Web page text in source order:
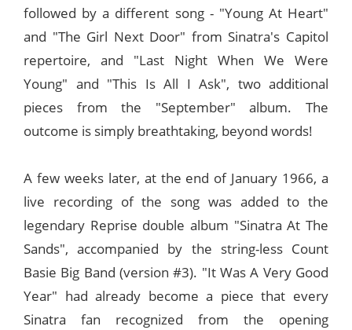
followed by a different song - "Young At Heart"
and "The Girl Next Door" from Sinatra's Capitol
repertoire, and "Last Night When We Were
Young" and "This Is All I Ask", two additional
pieces from the "September" album. The
outcome is simply breathtaking, beyond words!
A few weeks later, at the end of January 1966, a
live recording of the song was added to the
legendary Reprise double album "Sinatra At The
Sands", accompanied by the string-less Count
Basie Big Band (version #3). "It Was A Very Good
Year" had already become a piece that every
Sinatra fan recognized from the opening